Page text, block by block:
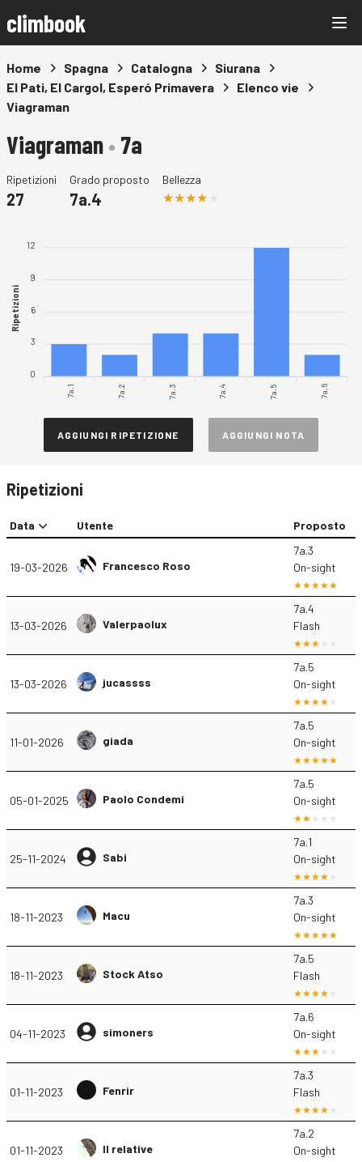
climbook
Home Spagna Catalogna
Siurana
El Pati, El Cargol, Esperó Primavera
Elenco vie
Viagraman
Viagraman• 7a
Ripetizioni
27
Grado proposto
7a.4
Bellezza
12
9
6
3
0
Ripetizioni
7a.1 7a.2 7a.3 7a.4 7a.5 7a.6
AGGIUNGI RIPETIZIONE AGGIUNGI NOTA
Ripetizioni
Data Utente Proposto
19-03-2026 Francesco Roso
7a.3
On-sight
13-03-2026 Valerpaolux
7a.4
Flash
13-03-2026 jucassss
7a.5
On-sight
11-01-2026 giada
7a.5
On-sight
05-01-2025 Paolo Condemi
7a.5
On-sight
25-11-2024 Sabi
7a.1
On-sight
18-11-2023 Macu
7a.3
On-sight
18-11-2023 Stock Atso
7a.5
Flash
04-11-2023 simoners
7a.6
On-sight
01-11-2023 Fenrir
7a.3
Flash
01-11-2023 Il relative
7a.2
On-sight